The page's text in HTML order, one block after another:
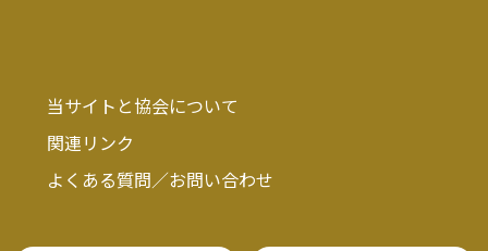
当サイトと協会について
関連リンク
よくある質問／お問い合わせ